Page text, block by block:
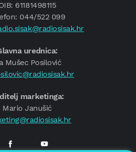
61181498115
044/522 099
urednica:
Mušec Posilović
marketinga:
Mario Janušić